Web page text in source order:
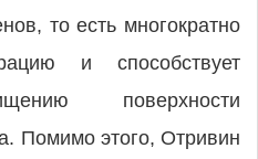
то есть многократно
и способствует
поверхности
По­мимо этого, Отривин